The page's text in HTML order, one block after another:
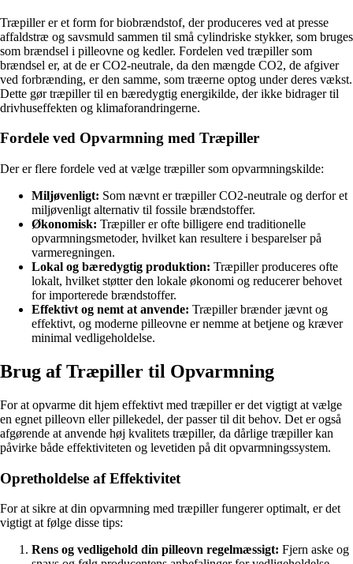
Træpiller er et form for biobrændstof, der produceres ved at presse
affaldstræ og savsmuld sammen til små cylindriske stykker, som bruges
som brændsel i pilleovne og kedler. Fordelen ved træpiller som
brændsel er, at de er CO2-neutrale, da den mængde CO2, de afgiver
ved forbrænding, er den samme, som træerne optog under deres vækst.
Dette gør træpiller til en bæredygtig energikilde, der ikke bidrager til
drivhuseffekten og klimaforandringerne.
Fordele ved Opvarmning med Træpiller
Der er flere fordele ved at vælge træpiller som opvarmningskilde:
Miljøvenligt: Som nævnt er træpiller CO2-neutrale og derfor et
miljøvenligt alternativ til fossile brændstoffer.
Økonomisk: Træpiller er ofte billigere end traditionelle
opvarmningsmetoder, hvilket kan resultere i besparelser på
varmeregningen.
Lokal og bæredygtig produktion: Træpiller produceres ofte
lokalt, hvilket støtter den lokale økonomi og reducerer behovet
for importerede brændstoffer.
Effektivt og nemt at anvende: Træpiller brænder jævnt og
effektivt, og moderne pilleovne er nemme at betjene og kræver
minimal vedligeholdelse.
Brug af Træpiller til Opvarmning
For at opvarme dit hjem effektivt med træpiller er det vigtigt at vælge
en egnet pilleovn eller pillekedel, der passer til dit behov. Det er også
afgørende at anvende høj kvalitets træpiller, da dårlige træpiller kan
påvirke både effektiviteten og levetiden på dit opvarmningssystem.
Opretholdelse af Effektivitet
For at sikre at din opvarmning med træpiller fungerer optimalt, er det
vigtigt at følge disse tips:
Rens og vedligehold din pilleovn regelmæssigt: Fjern aske og